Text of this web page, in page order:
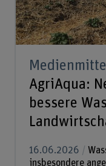
AgriAqua:
bessere
16.06.2026
insbesondere